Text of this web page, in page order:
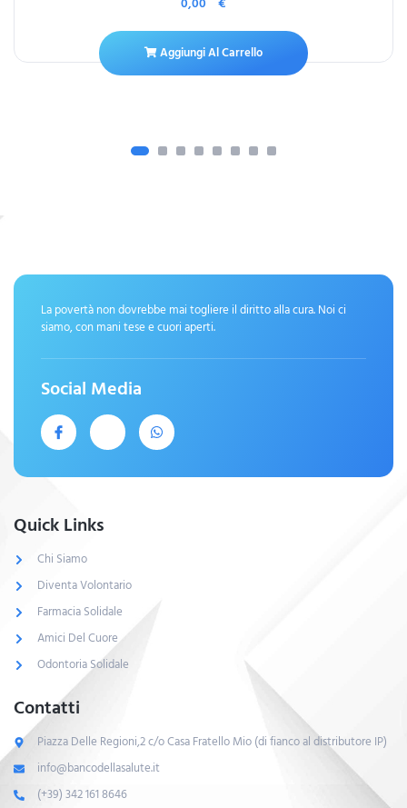
Aggiungi Al Carrello
La povertà non dovrebbe mai togliere il diritto alla cura. Noi ci
siamo, con mani tese e cuori aperti.
Social Media
Quick Links
Chi Siamo
Diventa Volontario
Farmacia Solidale
Amici Del Cuore
Odontoria Solidale
Contatti
Piazza Delle Regioni,2 c/o Casa Fratello Mio (di fianco al distributore IP)
info@bancodellasalute.it
(+39) 342 161 8646